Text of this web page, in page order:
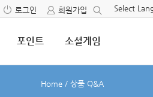
Select
로그인 회원가입
포인트 소셜게임
Home / 상품 Q&A